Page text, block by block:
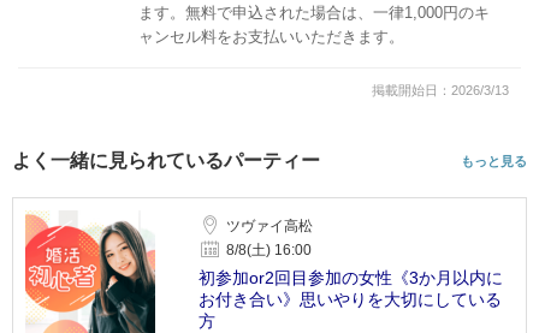
ます。無料で申込された場合は、一律1,000円のキ
ャンセル料をお支払いいただきます。
掲載開始日：2026/3/13
よく一緒に見られているパーティー もっと見る
ツヴァイ高松
8/8(土) 16:00
初参加or2回目参加の女性《3か月以内に
お付き合い》思いやりを大切にしている
方